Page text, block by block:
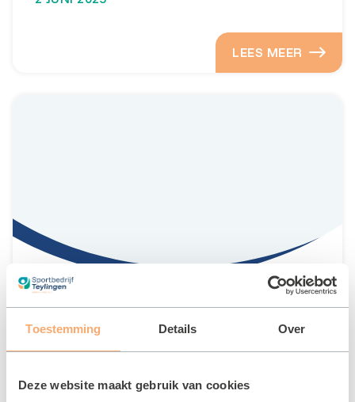
Toestemming Details Over
Deze website maakt gebruik van cookies
LEES MEER
Badminton Club Voorhout (Bacluvo)
28 MEI 2025
LEES MEER